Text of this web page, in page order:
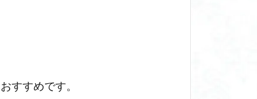
すすめです。